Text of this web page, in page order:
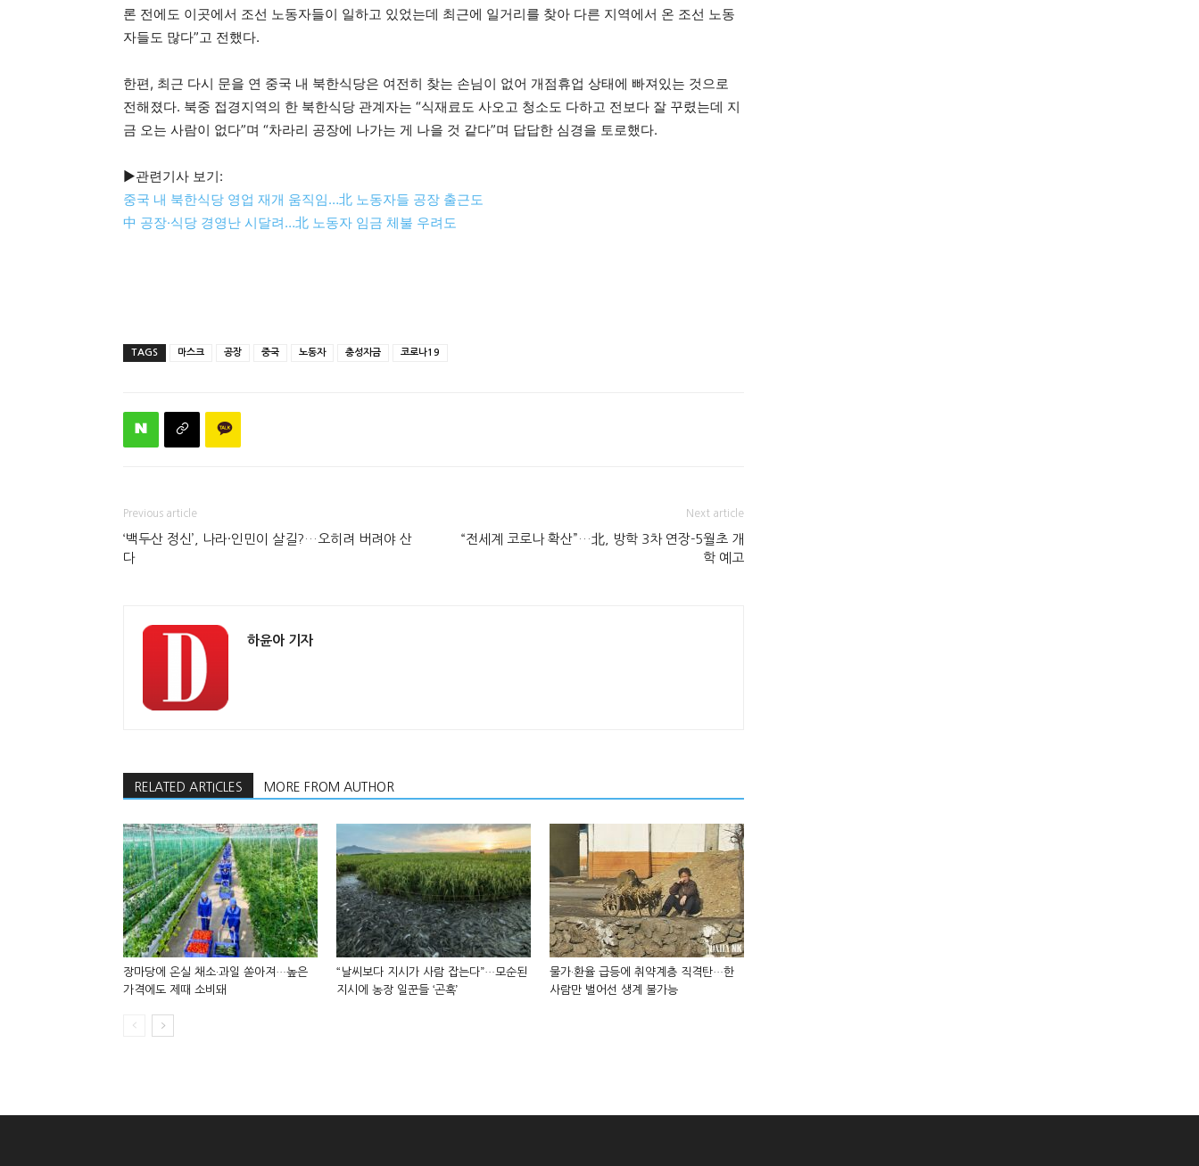
론 전에도 이곳에서 조선 노동자들이 일하고 있었는데 최근에 일거리를 찾아 다른 지역에서 온 조선 노동
자들도 많다”고 전했다.
한편, 최근 다시 문을 연 중국 내 북한식당은 여전히 찾는 손님이 없어 개점휴업 상태에 빠져있는 것으로
전해졌다. 북중 접경지역의 한 북한식당 관계자는 “식재료도 사오고 청소도 다하고 전보다 잘 꾸렸는데 지
금 오는 사람이 없다”며 “차라리 공장에 나가는 게 나을 것 같다”며 답답한 심경을 토로했다.
▶관련기사 보기:
중국 내 북한식당 영업 재개 움직임…北 노동자들 공장 출근도
中 공장·식당 경영난 시달려…北 노동자 임금 체불 우려도
TAGS 마스크 공장 중국 노동자 충성자금 코로나19
Previous article
‘백두산 정신’, 나라·인민이 살길?…오히려 버려야 산
다
Next article
“전세계 코로나 확산”…北, 방학 3차 연장-5월초 개
학 예고
하윤아 기자
RELATED ARTICLES MORE FROM AUTHOR
장마당에 온실 채소·과일 쏟아져…높은
가격에도 제때 소비돼
“날씨보다 지시가 사람 잡는다”…모순된
지시에 농장 일꾼들 ‘곤혹’
물가·환율 급등에 취약계층 직격탄…한
사람만 벌어선 생계 불가능